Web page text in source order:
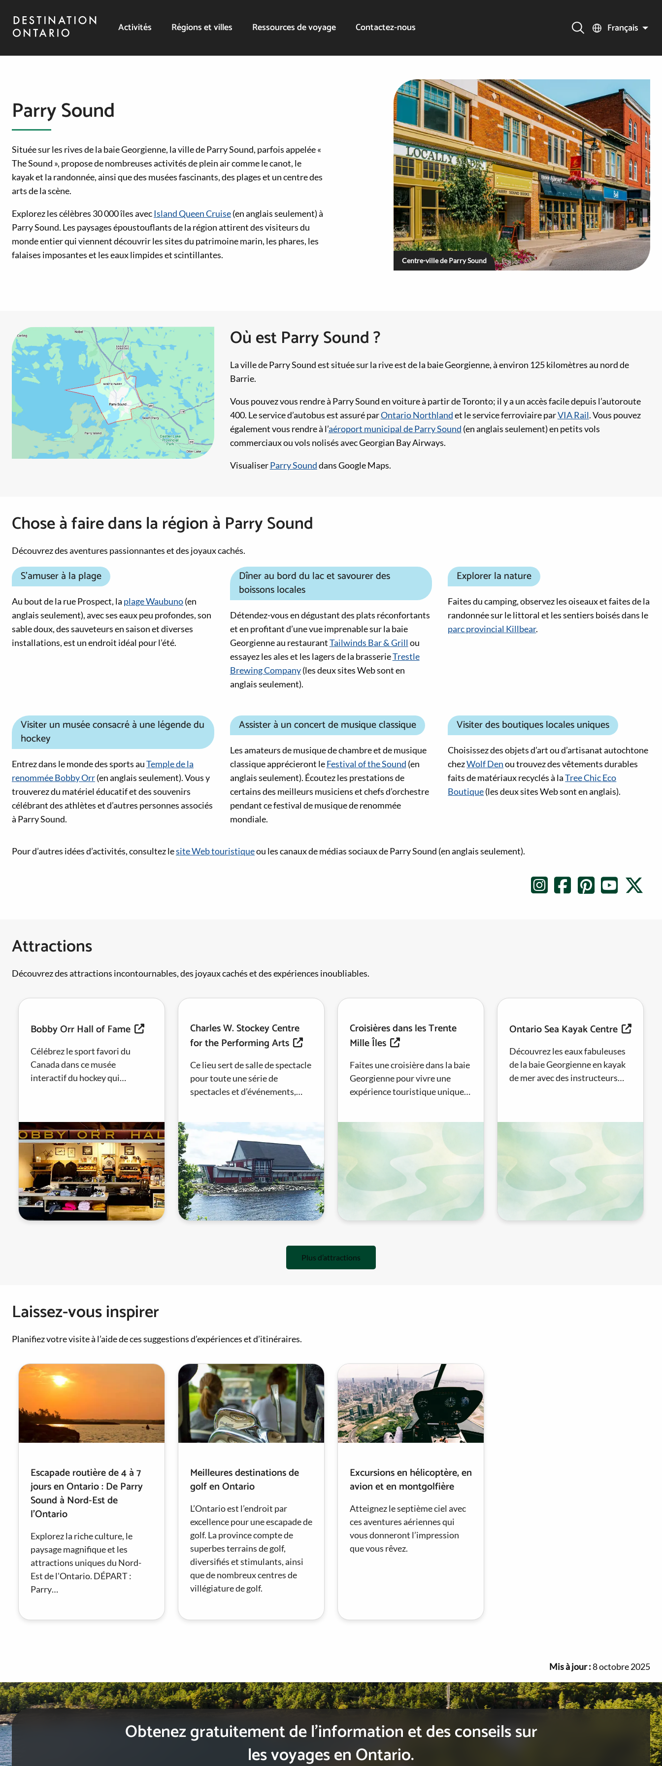
Activités Régions et villes Ressources de voyage Contactez-nous Français
Parry Sound
Située sur les rives de la baie Georgienne, la ville de Parry Sound, parfois appelée «
The Sound », propose de nombreuses activités de plein air comme le canot, le
kayak et la randonnée, ainsi que des musées fascinants, des plages et un centre des
arts de la scène.
Explorez les célèbres 30 000 îles avecIsland Queen Cruise(en anglais seulement) à
Parry Sound. Les paysages époustouflants de la région attirent des visiteurs du
monde entier qui viennent découvrir les sites du patrimoine marin, les phares, les
falaises imposantes et les eaux limpides et scintillantes.
Centre-ville de Parry Sound
Où est Parry Sound ?
La ville de Parry Sound est située sur la rive est de la baie Georgienne, à environ 125 kilomètres au nord de
Barrie.
Vous pouvez vous rendre à Parry Sound en voiture à partir de Toronto; il y a un accès facile depuis l’autoroute
400. Le service d’autobus est assuré parOntario Northlandet le service ferroviaire parVIA Rail. Vous pouvez
également vous rendre à l’aéroport municipal de Parry Sound (en anglais seulement) en petits vols
commerciaux ou vols nolisés avec Georgian Bay Airways.
VisualiserParry Sounddans Google Maps.
Chose à faire dans la région à Parry Sound
Découvrez des aventures passionnantes et des joyaux cachés.
S’amuser à la plage
Au bout de la rue Prospect, la plage Waubuno(en
anglais seulement), avec ses eaux peu profondes, son
sable doux, des sauveteurs en saison et diverses
installations, est un endroit idéal pour l’été.
Dîner au bord du lac et savourer des
boissons locales
Détendez-vous en dégustant des plats réconfortants
et en profitant d’une vue imprenable sur la baie
Georgienne au restaurantTailwinds Bar & Grill ou
essayez les ales et les lagers de la brasserieTrestle
Brewing Company(les deux sites Web sont en
anglais seulement).
Explorer la nature
Faites du camping, observez les oiseaux et faites de la
randonnée sur le littoral et les sentiers boisés dans le
parc provincial Killbear.
Visiter un musée consacré à une légende du
hockey
Entrez dans le monde des sports auTemple de la
renommée Bobby Orr(en anglais seulement). Vous y
trouverez du matériel éducatif et des souvenirs
célébrant des athlètes et d’autres personnes associés
à Parry Sound.
Assister à un concert de musique classique
Les amateurs de musique de chambre et de musique
classique apprécieront leFestival of the Sound (en
anglais seulement). Écoutez les prestations de
certains des meilleurs musiciens et chefs d’orchestre
pendant ce festival de musique de renommée
mondiale.
Visiter des boutiques locales uniques
Choisissez des objets d’art ou d’artisanat autochtone
chezWolf Denou trouvez des vêtements durables
faits de matériaux recyclés à laTree Chic Eco
Boutique(les deux sites Web sont en anglais).
Liens vers les médias sociaux
Pour d’autres idées d’activités, consultez lesite Web touristiqueou les canaux de médias sociaux de Parry Sound (en anglais seulement).
Attractions
Découvrez des attractions incontournables, des joyaux cachés et des expériences inoubliables.
Bobby Orr Hall of Fame
Célébrez le sport favori du
Canada dans ce musée
interactif du hockey qui
Charles W. Stockey Centre
for the Performing Arts
Ce lieu sert de salle de spectacle
pour toute une série de
spectacles et d’événements,
Croisières dans les Trente
Mille Îles
Faites une croisière dans la baie
Georgienne pour vivre une
expérience touristique unique
Ontario Sea Kayak Centre
Découvrez les eaux fabuleuses
de la baie Georgienne en kayak
de mer avec des instructeurs
Plus d’attractions
Laissez-vous inspirer
Planifiez votre visite à l’aide de ces suggestions d’expériences et d’itinéraires.
Escapade routière de 4 à 7
jours en Ontario : De Parry
Sound à Nord-Est de
l’Ontario
Explorez la riche culture, le
paysage magnifique et les
attractions uniques du Nord-
Est de l'Ontario. DÉPART :
Parry…
Meilleures destinations de
golf en Ontario
L’Ontario est l’endroit par
excellence pour une escapade de
golf. La province compte de
superbes terrains de golf,
diversifiés et stimulants, ainsi
que de nombreux centres de
villégiature de golf.
Excursions en hélicoptère, en
avion et en montgolfière
Atteignez le septième ciel avec
ces aventures aériennes qui
vous donneront l’impression
que vous rêvez.
Mis à jour :8 octobre 2025
Obtenez gratuitement de l’information et des conseils sur
les voyages en Ontario.